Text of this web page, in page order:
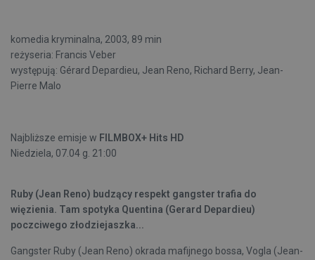
komedia kryminalna, 2003, 89 min
reżyseria: Francis Veber
występują: Gérard Depardieu, Jean Reno, Richard Berry, Jean-
Pierre Malo
Najbliższe emisje w FILMBOX+ Hits HD
Niedziela, 07.04 g. 21:00
Ruby (Jean Reno) budzący respekt gangster trafia do
więzienia. Tam spotyka Quentina (Gerard Depardieu)
poczciwego złodziejaszka...
Gangster Ruby (Jean Reno) okrada mafijnego bossa, Vogla (Jean-